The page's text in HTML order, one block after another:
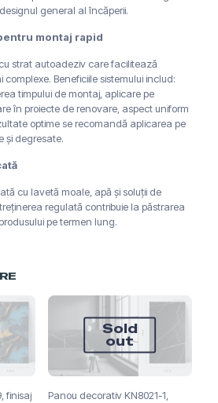
general al încăperii.
montaj rapid
strat autoadeziv care facilitează
Beneficiile sistemului includ:
timpului de montaj, aplicare pe
în proiecte de renovare, aspect uniform
optime se recomandă aplicarea pe
și degresate.
cu lavetă moale, apă și soluții de
regulată contribuie la păstrarea
pe termen lung.
finisaj
Sold
out
Panou decorativ KN8021-1,